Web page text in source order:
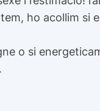
ho acollim si
o si